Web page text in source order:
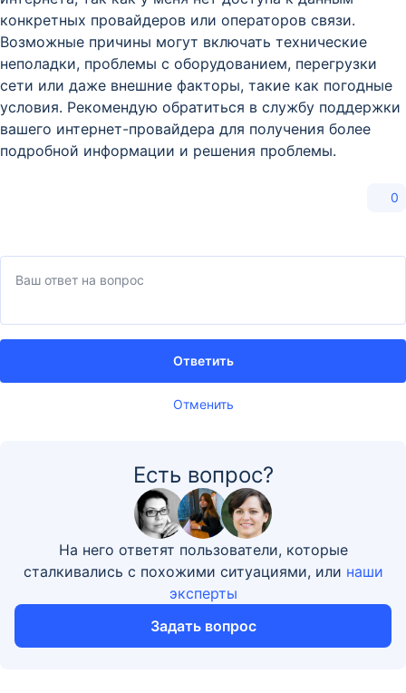
конкретных провайдеров или операторов связи.
Возможные причины могут включать технические
неполадки, проблемы с оборудованием, перегрузки
сети или даже внешние факторы, такие как погодные
условия. Рекомендую обратиться в службу поддержки
вашего интернет-провайдера для получения более
подробной информации и решения проблемы.
0
Отменить
Ответить
Есть вопрос?
На него ответят пользователи, которые
сталкивались с похожими ситуациями, или наши
эксперты
Задать вопрос